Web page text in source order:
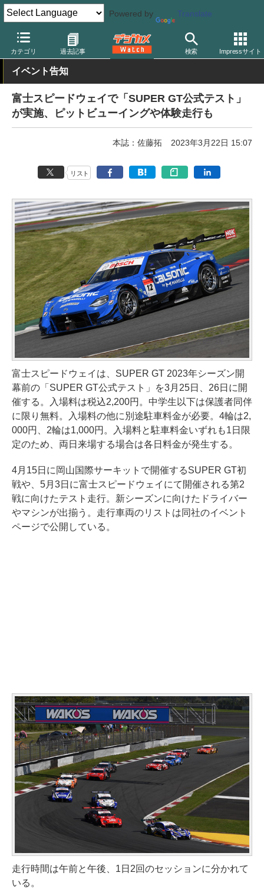
Powered by Translate
カテゴリ 過去記事 検索 Impressサイト
デジカメ Watch 撮影情報 モータースポーツ
イベント告知
富士スピードウェイで「SUPER GT公式テスト」
が実施、ピットビューイングや体験走行も
本誌：佐藤拓 2023年3月22日 15:07
リスト
富士スピードウェイは、SUPER GT 2023年シーズン開
幕前の「SUPER GT公式テスト」を3月25日、26日に開
催する。入場料は税込2,200円。中学生以下は保護者同伴
に限り無料。入場料の他に別途駐車料金が必要。4輪は2,
000円、2輪は1,000円。入場料と駐車料金いずれも1日限
定のため、両日来場する場合は各日料金が発生する。
4月15日に岡山国際サーキットで開催するSUPER GT初
戦や、5月3日に富士スピードウェイにて開催される第2
戦に向けたテスト走行。新シーズンに向けたドライバー
やマシンが出揃う。走行車両のリストは同社のイベント
ページで公開している。
走行時間は午前と午後、1日2回のセッションに分かれて
いる。